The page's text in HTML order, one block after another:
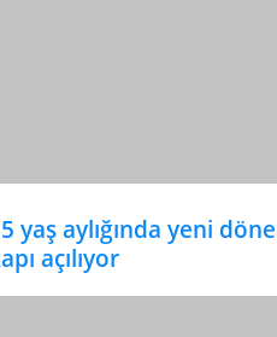
yaş aylığında yeni
açılıyor